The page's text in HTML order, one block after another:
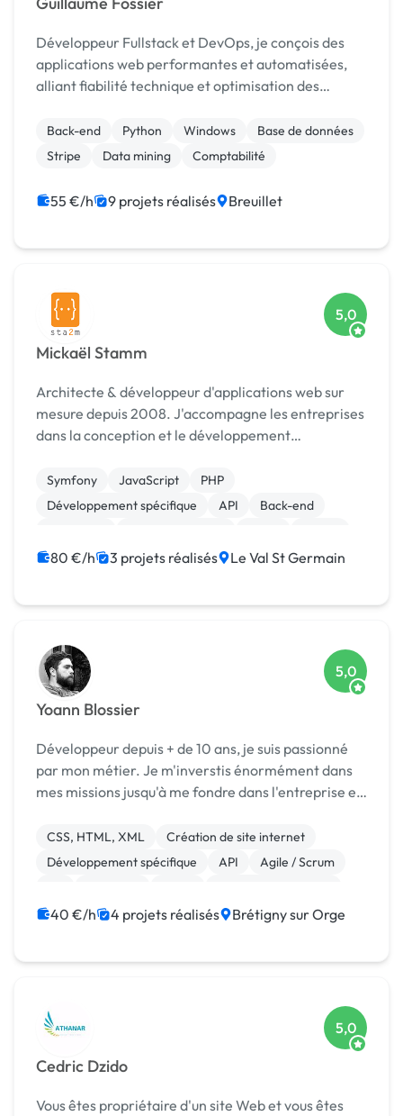
Développeur Fullstack et DevOps, je conçois des
applications web performantes et automatisées,
alliant fiabilité technique et optimisation des
Back-end Python Windows
Base de données
Stripe
Data mining Comptabilité
55 €/h 9 projets réalisés Breuillet
Mickaël Stamm
5,0
Architecte & développeur d'applications web sur
mesure depuis 2008. J'accompagne les entreprises
dans la conception et le développement
évolutives.
Symfony JavaScript
PHP
Développement spécifique
API
Back-end
80 €/h 3 projets réalisés Le Val St Germain
Yoann Blossier
5,0
Développeur depuis + de 10 ans, je suis passionné
par mon métier. Je m'inverstis énormément dans
mes missions jusqu'à me fondre dans l'entreprise et
conseils et des solutions pérennes. On dit que le
dé...
CSS, HTML, XML
Création de site internet
Développement spécifique
API
Agile / Scrum
Gestion de documents (GED)
40 €/h 4 projets réalisés Brétigny sur Orge
Cedric Dzido
5,0
Vous êtes propriétaire d'un site Web et vous êtes